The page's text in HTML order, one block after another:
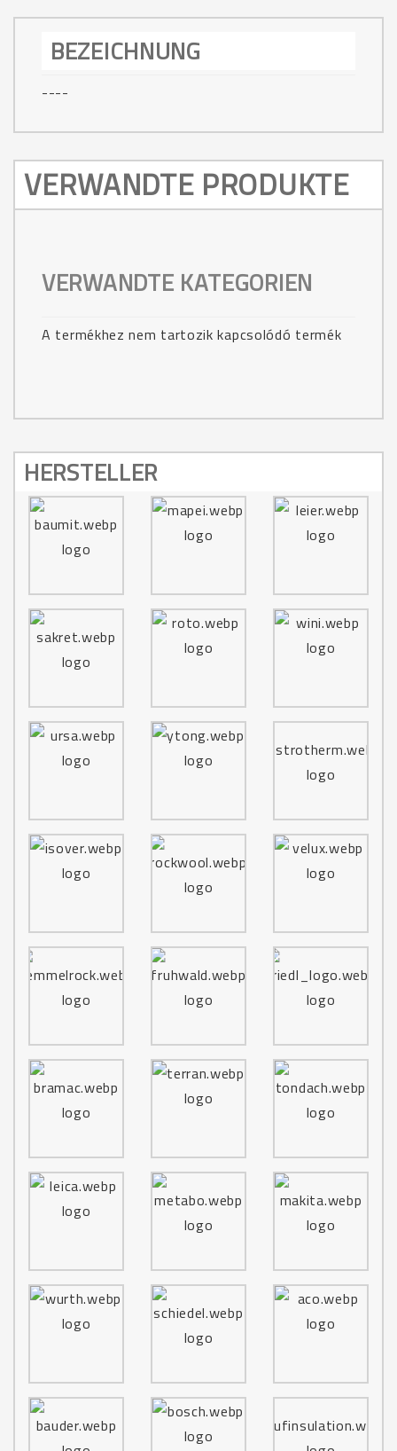
BEZEICHNUNG
----
VERWANDTE PRODUKTE
VERWANDTE KATEGORIEN
A termékhez nem tartozik kapcsolódó termék
HERSTELLER